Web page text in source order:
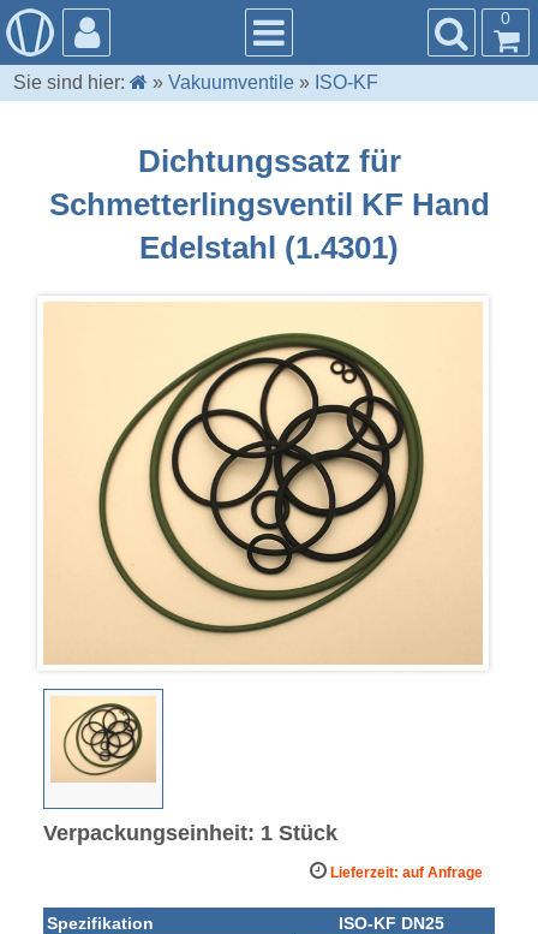
0
Sie sind hier: »Vakuumventile » ISO-KF
Dichtungssatz für
Schmetterlingsventil KF Hand
Edelstahl (1.4301)
Verpackungseinheit: 1 Stück
Lieferzeit: auf Anfrage
Spezifikation
ISO-KF DN25